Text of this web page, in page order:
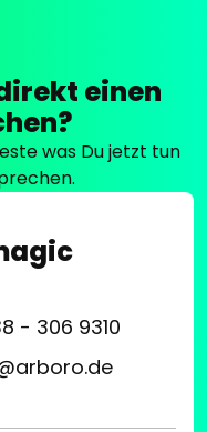
einen
was Du jetzt tun
- 306 9310